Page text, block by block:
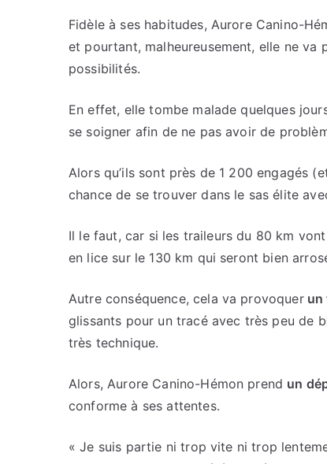
Fidèle à ses habitudes, Aurore Canino-
et pourtant, malheureusement, elle ne
possibilités.
En effet, elle tombe malade quelques
se soigner afin de ne pas avoir de
Alors qu’ils sont près de 1 200 engagés
chance de se trouver dans le sas élite
Il le faut, car si les traileurs du 80 km
en lice sur le 130 km qui seront bien
Autre conséquence, cela va provoquerun
glissants pour un tracé avec très peu de
très technique.
Alors, Aurore Canino-Hémon prend un
conforme à ses attentes.
« Je suis partie ni trop vite ni trop